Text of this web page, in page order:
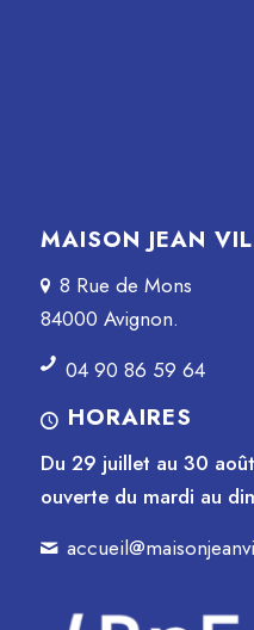
MAISON JEAN
8 Rue de Mons
84000 Avignon.
04 90 86 59 64
HORAIRES
Du 29 juillet au 30
ouverte du mardi au